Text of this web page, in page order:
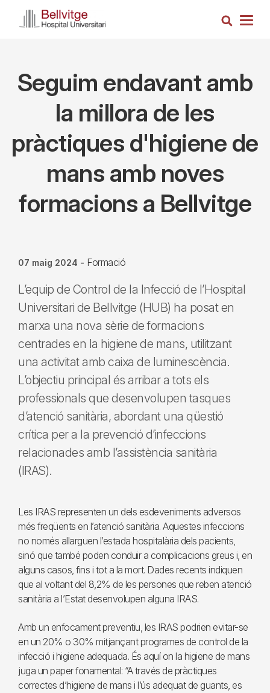
Cerca
Seguim endavant amb
la millora de les
pràctiques d'higiene de
mans amb noves
formacions a Bellvitge
07 maig 2024 - Formació
L’equip de Control de la Infecció de l’Hospital
Universitari de Bellvitge (HUB) ha posat en
marxa una nova sèrie de formacions
centrades en la higiene de mans, utilitzant
una activitat amb caixa de luminescència.
L’objectiu principal és arribar a tots els
professionals que desenvolupen tasques
d’atenció sanitària, abordant una qüestió
crítica per a la prevenció d’infeccions
relacionades amb l’assistència sanitària
(IRAS).
Les IRAS representen un dels esdeveniments adversos
més freqüents en l’atenció sanitària. Aquestes infeccions
no només allarguen l’estada hospitalària dels pacients,
sinó que també poden conduir a complicacions greus i, en
alguns casos, fins i tot a la mort. Dades recents indiquen
que al voltant del 8,2% de les persones que reben atenció
sanitària a l’Estat desenvolupen alguna IRAS.
Amb un enfocament preventiu, les IRAS podrien evitar-se
en un 20% o 30% mitjançant programes de control de la
infecció i higiene adequada. És aquí on la higiene de mans
juga un paper fonamental: “A través de pràctiques
correctes d’higiene de mans i l’ús adequat de guants, es